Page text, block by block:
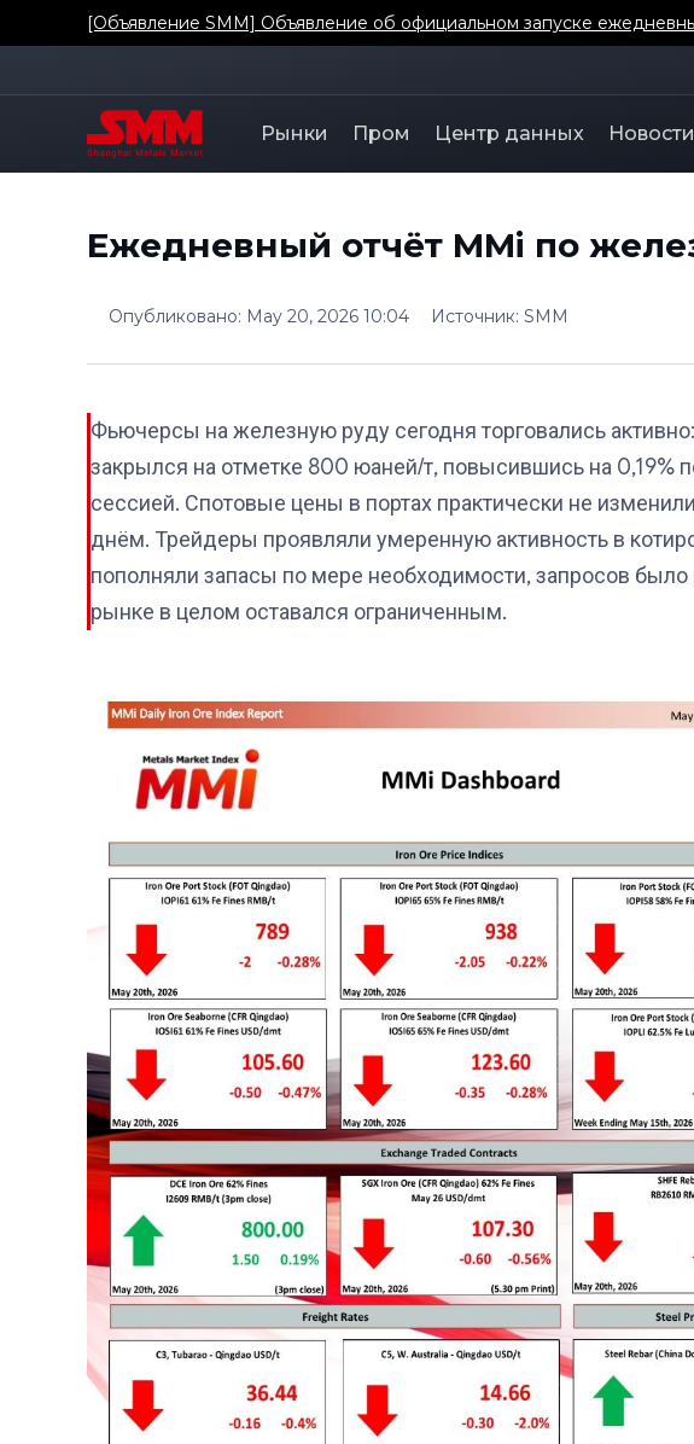
[Объявление SMM] Объявление об официальном запуске
Рынки Пром Центр данных
Ежедневный отчёт MMi по
Опубликовано: May 20, 2026 10:04 Источник: SMM
Фьючерсы на железную руду сегодня торговались
закрылся на отметке 800 юаней/т, повысившись на 0,19%
сессией. Спотовые цены в портах практически не
днём. Трейдеры проявляли умеренную активность в
пополняли запасы по мере необходимости, запросов
рынке в целом оставался ограниченным.